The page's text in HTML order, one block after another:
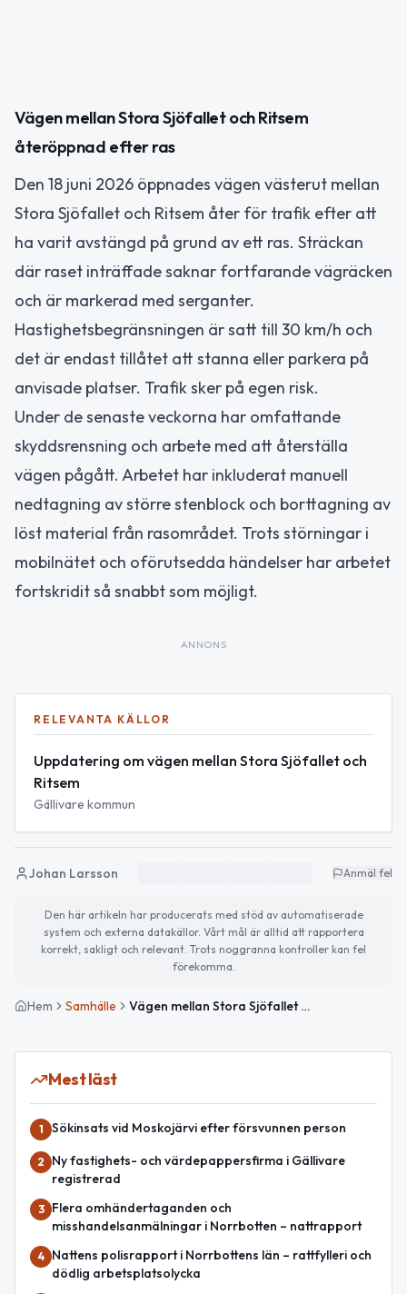
Vägen mellan Stora Sjöfallet och Ritsem
återöppnad efter ras
Den 18 juni 2026 öppnades vägen västerut mellan
Stora Sjöfallet och Ritsem åter för trafik efter att
ha varit avstängd på grund av ett ras. Sträckan
där raset inträffade saknar fortfarande vägräcken
och är markerad med serganter.
Hastighetsbegränsningen är satt till 30 km/h och
det är endast tillåtet att stanna eller parkera på
anvisade platser. Trafik sker på egen risk.
Under de senaste veckorna har omfattande
skyddsrensning och arbete med att återställa
vägen pågått. Arbetet har inkluderat manuell
nedtagning av större stenblock och borttagning av
löst material från rasområdet. Trots störningar i
mobilnätet och oförutsedda händelser har arbetet
fortskridit så snabbt som möjligt.
ANNONS
RELEVANTA KÄLLOR
Uppdatering om vägen mellan Stora Sjöfallet och
Ritsem
Gällivare kommun
Johan Larsson Anmäl fel
Den här artikeln har producerats med stöd av automatiserade
system och externa datakällor. Vårt mål är alltid att rapportera
korrekt, sakligt och relevant. Trots noggranna kontroller kan fel
förekomma.
Hem Samhälle Vägen mellan Stora Sjöfallet och Ritsem öppnad efter ras
Mest läst
1 Sökinsats vid Moskojärvi efter försvunnen person
2
Ny fastighets- och värdepappersfirma i Gällivare
registrerad
3
Flera omhändertaganden och
misshandelsanmälningar i Norrbotten – nattrapport
4
Nattens polisrapport i Norrbottens län – rattfylleri och
dödlig arbetsplatsolycka